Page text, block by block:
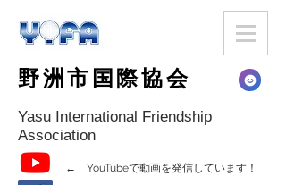
野洲市国際協会
Yasu International Friendship
Association
← YouTubeで動画を発信しています！